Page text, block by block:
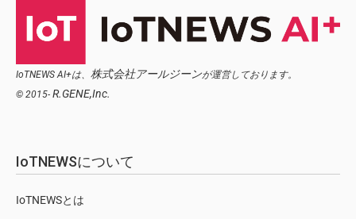
IoTNEWS AI+は、 株式会社アールジーンが運営しております。
© 2015- R.GENE,Inc.
IoTNEWSについて
IoTNEWSとは